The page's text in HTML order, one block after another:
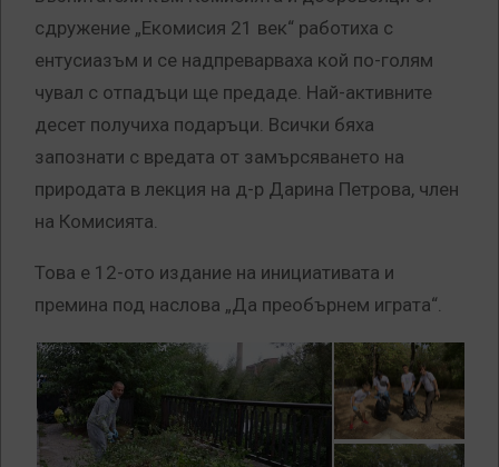
сдружение „Екомисия 21 век“ работиха с
ентусиазъм и се надпреварваха кой по-голям
чувал с отпадъци ще предаде. Най-активните
десет получиха подаръци. Всички бяха
запознати с вредата от замърсяването на
природата в лекция на д-р Дарина Петрова, член
на Комисията.
Това е 12-ото издание на инициативата и
премина под наслова „Да преобърнем играта“.